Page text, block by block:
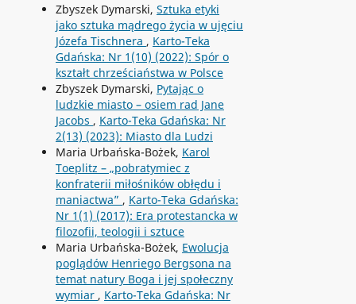
Zbyszek Dymarski, Sztuka etyki
jako sztuka mądrego życia w ujęciu
Józefa Tischnera , Karto-Teka
Gdańska: Nr 1(10) (2022): Spór o
kształt chrześciaństwa w Polsce
Zbyszek Dymarski, Pytając o
ludzkie miasto – osiem rad Jane
Jacobs , Karto-Teka Gdańska: Nr
2(13) (2023): Miasto dla Ludzi
Maria Urbańska-Bożek, Karol
Toeplitz – „pobratymiec z
konfraterii miłośników obłędu i
maniactwa” , Karto-Teka Gdańska:
Nr 1(1) (2017): Era protestancka w
filozofii, teologii i sztuce
Maria Urbańska-Bożek, Ewolucja
poglądów Henriego Bergsona na
temat natury Boga i jej społeczny
wymiar , Karto-Teka Gdańska: Nr